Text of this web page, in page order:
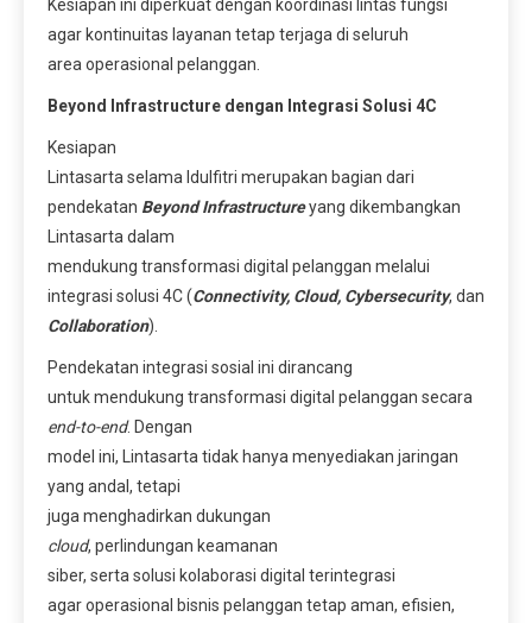
Kesiapan ini diperkuat dengan koordinasi lintas fungsi
agar kontinuitas layanan tetap terjaga di seluruh
area operasional pelanggan.
Beyond Infrastructure dengan Integrasi Solusi 4C
Kesiapan
Lintasarta selama Idulfitri merupakan bagian dari
pendekatan Beyond Infrastructureyang dikembangkan
Lintasarta dalam
mendukung transformasi digital pelanggan melalui
integrasi solusi 4C (Connectivity, Cloud, Cybersecurity, dan
Collaboration).
Pendekatan integrasi sosial ini dirancang
untuk mendukung transformasi digital pelanggan secara
end-to-end. Dengan
model ini, Lintasarta tidak hanya menyediakan jaringan
yang andal, tetapi
juga menghadirkan dukungan
cloud, perlindungan keamanan
siber, serta solusi kolaborasi digital terintegrasi
agar operasional bisnis pelanggan tetap aman, efisien,